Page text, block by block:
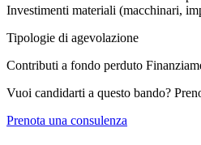
Investimenti materiali (macchinari,
Tipologie di agevolazione
Contributi a fondo perduto
Vuoi candidarti a questo bando?
Prenota una consulenza